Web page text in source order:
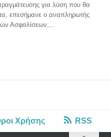
για λύση που θα
επεσήμανε ο αναπληρωτής
Ασφαλίσεων,...
Χρήσης RSS